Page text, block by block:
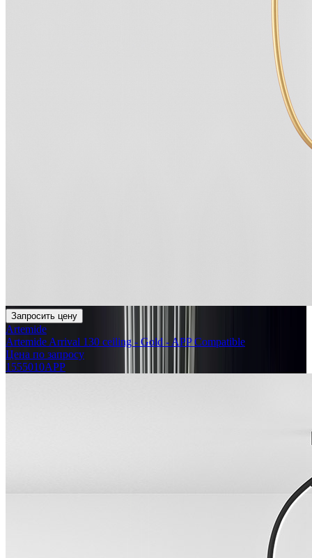
Запросить цену
Artemide
Artemide Arrival 130 ceiling - Gold - APP Compatible
Цена по запросу
1555010APP